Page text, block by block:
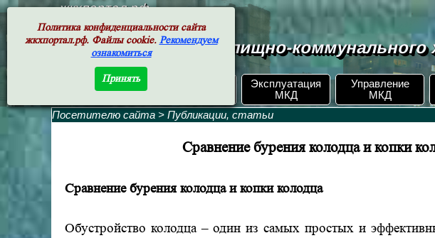
ЖКХ РФ.
Эксплуатация
МКД
Управление
МКД
Документы жилищно-коммунального
жкхпортал.рф
Посетителю сайта >Публикации, статьи
Сравнение бурения колодца и копки
Сравнение бурения колодца и копки колодца
Обустройство колодца – один из самых простых и
Политика конфиденциальности сайта
жкхпортал.рф. Файлы cookie. Рекомендуем
ознакомиться
Принять